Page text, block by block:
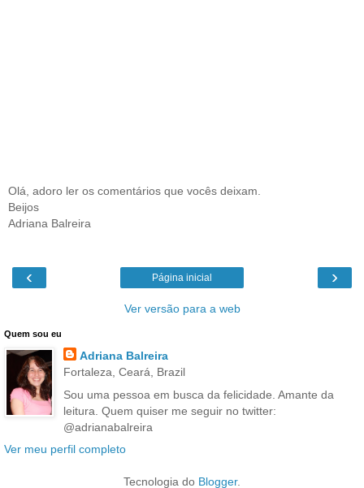
Olá, adoro ler os comentários que vocês deixam.
Beijos
Adriana Balreira
‹ ›
Página inicial
Ver versão para a web
Quem sou eu
Adriana Balreira
Fortaleza, Ceará, Brazil
Sou uma pessoa em busca da felicidade. Amante da
leitura. Quem quiser me seguir no twitter:
@adrianabalreira
Ver meu perfil completo
Tecnologia do Blogger.